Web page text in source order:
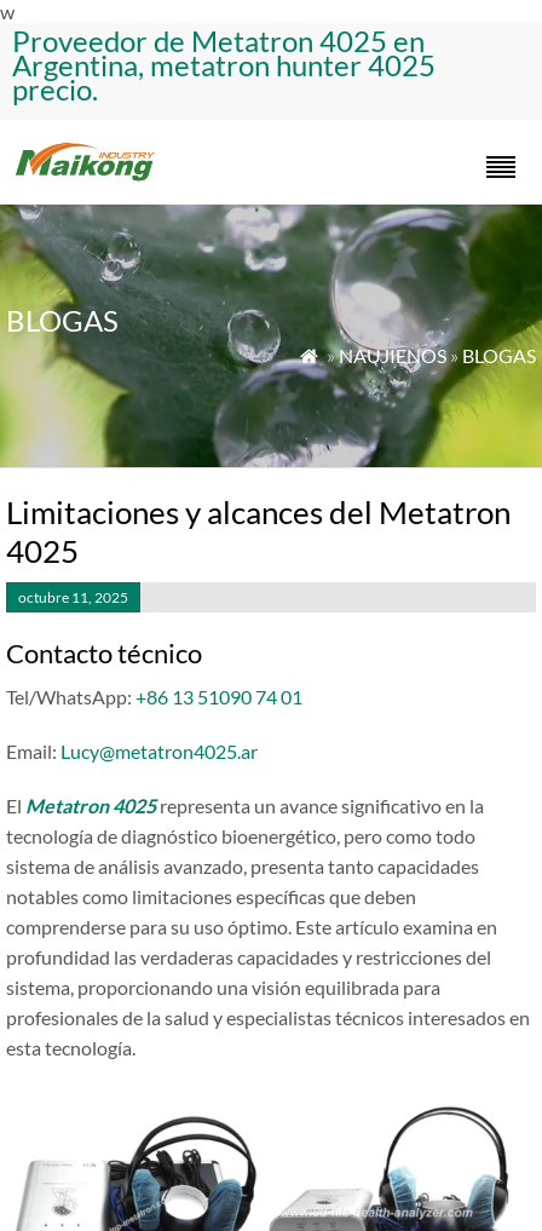
w
Proveedor de Metatron 4025 en
Argentina, metatron hunter 4025
precio.
BLOGAS
 »NAUJIENOS»BLOGAS
Limitaciones y alcances del Metatron
4025
octubre 11, 2025
Contacto técnico
Tel/WhatsApp: +86 13 51090 74 01
Email: Lucy@metatron4025.ar
El Metatron 4025representa un avance significativo en la
tecnología de diagnóstico bioenergético, pero como todo
sistema de análisis avanzado, presenta tanto capacidades
notables como limitaciones específicas que deben
comprenderse para su uso óptimo. Este artículo examina en
profundidad las verdaderas capacidades y restricciones del
sistema, proporcionando una visión equilibrada para
profesionales de la salud y especialistas técnicos interesados en
esta tecnología.